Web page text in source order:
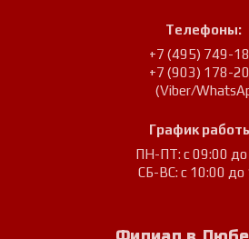
Телефоны:
+7 (495) 749-
+7 (903) 178-
(Viber/
График
ПН-ПТ: с 09:00 до
СБ-ВС: с 10:00 до